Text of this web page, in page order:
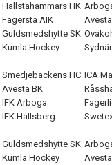
Hallstahammars HK
Fagersta AIK
Guldsmedshytte SK
Kumla Hockey
Smedjebackens HC ICA
Avesta BK
IFK Arboga
IFK Hallsberg
Guldsmedshytte SK
Kumla Hockey